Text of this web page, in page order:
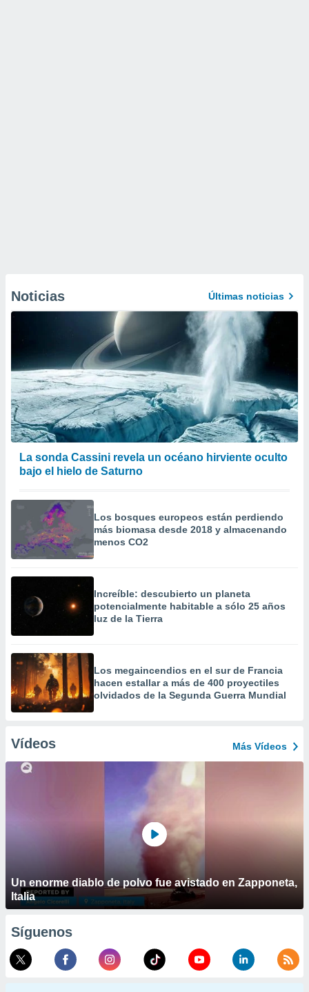
Noticias Últimas noticias
La sonda Cassini revela un océano hirviente oculto
bajo el hielo de Saturno
Los bosques europeos están perdiendo
más biomasa desde 2018 y almacenando
menos CO2
Increíble: descubierto un planeta
potencialmente habitable a sólo 25 años
luz de la Tierra
Los megaincendios en el sur de Francia
hacen estallar a más de 400 proyectiles
olvidados de la Segunda Guerra Mundial
Vídeos Más Vídeos
Un enorme diablo de polvo fue avistado en Zapponeta,
Italia
Síguenos